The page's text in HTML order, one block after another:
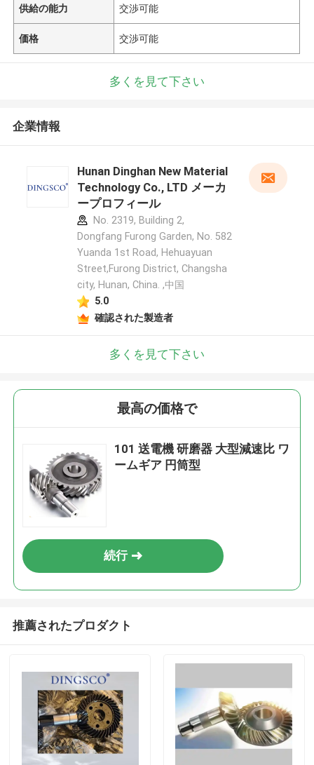
供給の能力 交渉可能
価格 交渉可能
多くを見て下さい
企業情報
Hunan Dinghan New Material
Technology Co., LTD メーカ
ープロフィール
No. 2319, Building 2,
Dongfang Furong Garden, No. 582
Yuanda 1st Road, Hehuayuan
Street,Furong District, Changsha
city, Hunan, China. ,中国
5.0
確認された製造者
多くを見て下さい
最高の価格で
101 送電機 研磨器 大型減速比 ワ
ームギア 円筒型
続行
推薦されたプロダクト